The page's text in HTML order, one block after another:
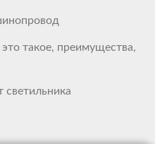
такое, преимущества,
светильника